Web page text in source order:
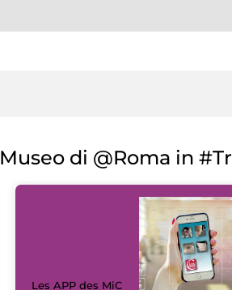
Museo di @Roma in
Les APP des MiC